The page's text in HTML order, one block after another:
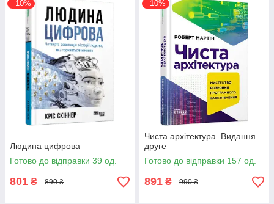
–10%
Людина цифрова
Готово до відправки 39 од.
801 ₴ 890 ₴
–10%
Чиста архітектура. Видання
друге
Готово до відправки 157 од.
891 ₴ 990 ₴